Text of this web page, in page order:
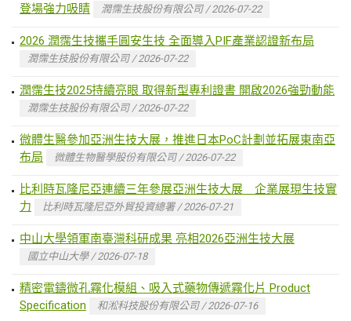
登場強力吸睛
潤霈生技股份有限公司 / 2026-07-22
2026 潤霈生技攜手圓安生技 全面導入PIF產業認證新布局
潤霈生技股份有限公司 / 2026-07-22
潤霈生技2025持續亮眼 取得新型專利證書 開啟2026強勁動能
潤霈生技股份有限公司 / 2026-07-22
微體生醫參加亞洲生技大展，推進日本PoC計劃並拓展東南亞
布局
微體生物醫學股份有限公司 / 2026-07-22
比利時瓦隆尼亞連續三年參展亞洲生技大展 企業展現生技實
力
比利時瓦隆尼亞外貿投資總署 / 2026-07-21
中山大學領軍南臺灣科研成果 亮相2026亞洲生技大展
國立中山大學 / 2026-07-18
精密電鑄微孔霧化模組、吸入式藥物傳遞霧化片 Product
Specification
和淞科技股份有限公司 / 2026-07-16